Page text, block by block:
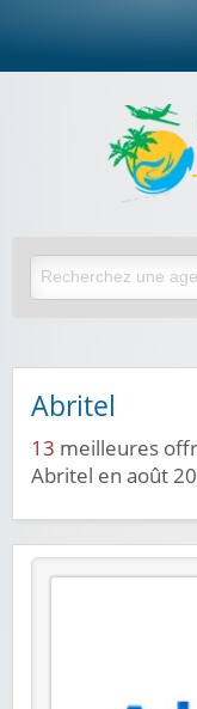
Abritel
13 meilleures
Abritel en août